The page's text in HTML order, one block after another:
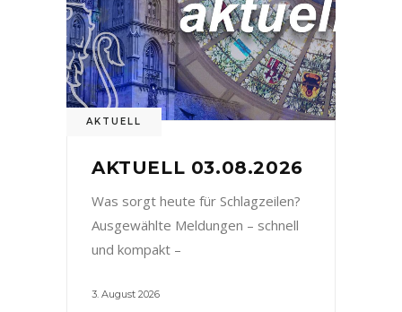
AKTUELL
AKTUELL 03.08.2026
Was sorgt heute für Schlagzeilen?
Ausgewählte Meldungen – schnell
und kompakt –
3. August 2026